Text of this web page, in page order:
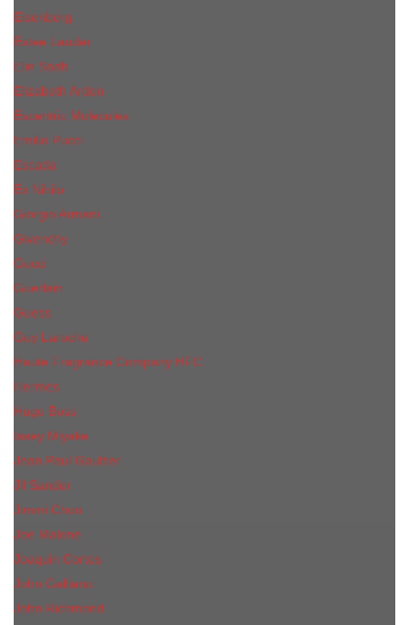
Eisenberg
Еsteе Lаudеr
Elie Saab
Elizabeth Arden
Escentric Molecules
Emilio Pucci
Escada
Ex Nihilo
Giorgio Armani
Givenchy
Gucci
Guerlain
Guess
Guy Laroche
Haute Fragrance Company HFC
Hermes
Hugo Boss
Issey Miyake
Jean Paul Gaultier
Jil Sander
Jimmi Choo
Jое Malоnе
Joaquin Cortes
John Galliano
John Richmond